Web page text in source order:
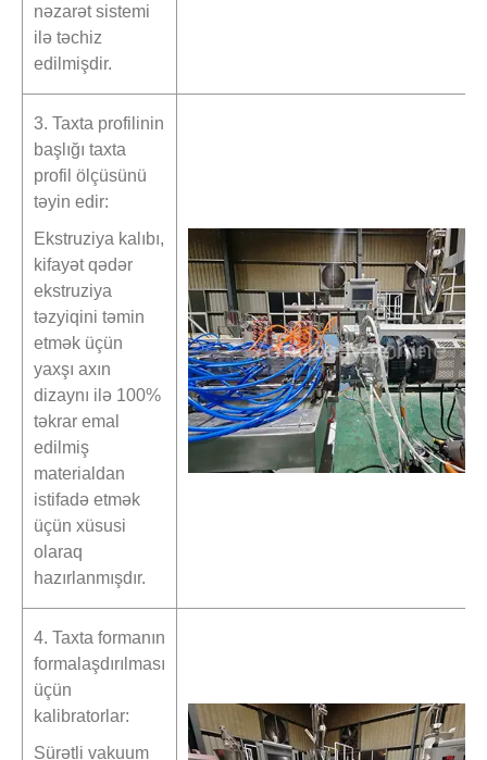
nəzarət sistemi
ilə təchiz
edilmişdir.
3. Taxta profilinin
başlığı taxta
profil ölçüsünü
təyin edir:
Ekstruziya kalıbı,
kifayət qədər
ekstruziya
təzyiqini təmin
etmək üçün
yaxşı axın
dizaynı ilə 100%
təkrar emal
edilmiş
materialdan
istifadə etmək
üçün xüsusi
olaraq
hazırlanmışdır.
4. Taxta formanın
formalaşdırılması
üçün
kalibratorlar:
Sürətli vakuum